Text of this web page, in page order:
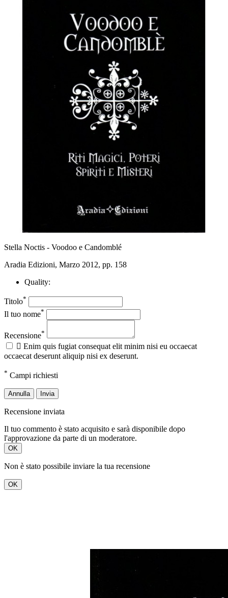
Stella Noctis - Voodoo e Candomblé
Aradia Edizioni, Marzo 2012, pp. 158
Quality:
Titolo*
Il tuo nome*
Recensione*
 Enim quis fugiat consequat elit minim nisi eu occaecat
occaecat deserunt aliquip nisi ex deserunt.
* Campi richiesti
Annulla Invia
Recensione inviata
Il tuo commento è stato acquisito e sarà disponibile dopo
l'approvazione da parte di un moderatore.
OK
Non è stato possibile inviare la tua recensione
OK